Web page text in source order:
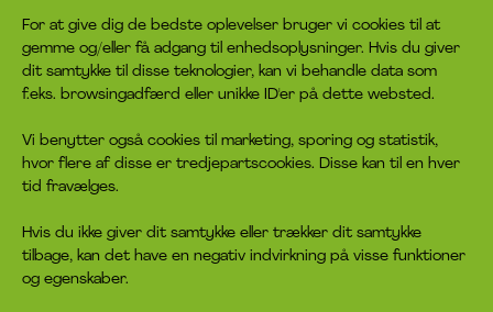
For at give dig de bedste oplevelser bruger vi cookies til at
gemme og/eller få adgang til enhedsoplysninger. Hvis du giver
dit samtykke til disse teknologier, kan vi behandle data som
f.eks. browsingadfærd eller unikke ID'er på dette websted.
Vi benytter også cookies til marketing, sporing og statistik,
hvor flere af disse er tredjepartscookies. Disse kan til en hver
tid fravælges.
Hvis du ikke giver dit samtykke eller trækker dit samtykke
tilbage, kan det have en negativ indvirkning på visse funktioner
og egenskaber.
Om headspace
Hvad er headspace?
Rådgivningen
Job
Cookiepolitik
Kontakt
Kontakt os
Bliv frivillig
Bliv medlem